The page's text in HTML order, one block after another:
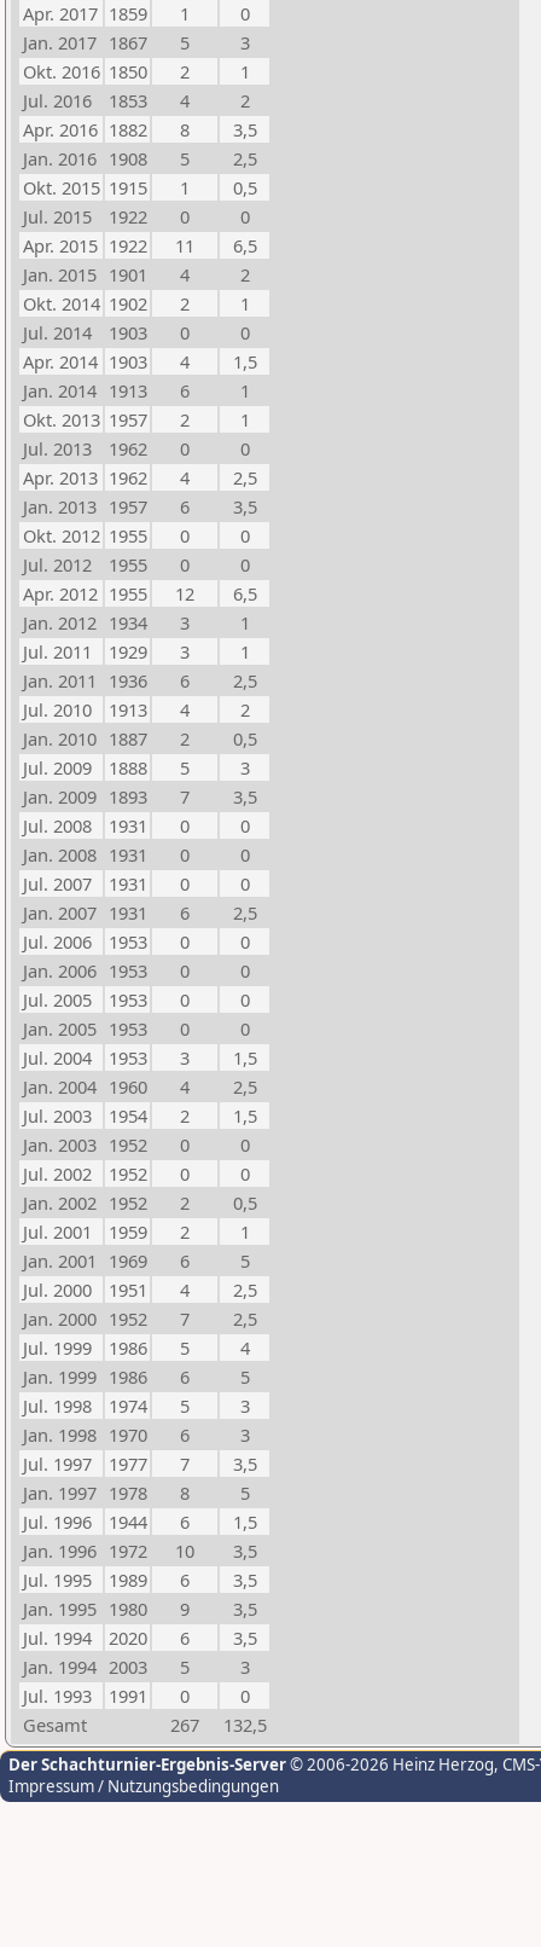
Apr. 2017 1859 1
0
Jan. 2017 1867 5
3
Okt. 2016 1850 2
1
Jul. 2016
1853 4
2
Apr. 2016 1882 8
3,5
Jan. 2016 1908 5
2,5
Okt. 2015 1915 1
0,5
Jul. 2015
1922 0
0
Apr. 2015 1922 11
6,5
Jan. 2015 1901 4
2
Okt. 2014 1902 2
1
Jul. 2014
1903 0
0
Apr. 2014 1903 4
1,5
Jan. 2014 1913 6
1
Okt. 2013 1957 2
1
Jul. 2013
1962 0
0
Apr. 2013 1962 4
2,5
Jan. 2013 1957 6
3,5
Okt. 2012 1955 0
0
Jul. 2012
1955 0
0
Apr. 2012 1955 12
6,5
Jan. 2012 1934 3
1
Jul. 2011
1929 3
1
Jan. 2011
1936 6
2,5
Jul. 2010
1913 4
2
Jan. 2010 1887 2
0,5
Jul. 2009
1888 5
3
Jan. 2009 1893 7
3,5
Jul. 2008
1931 0
0
Jan. 2008 1931 0
0
Jul. 2007
1931 0
0
Jan. 2007 1931 6
2,5
Jul. 2006
1953 0
0
Jan. 2006 1953 0
0
Jul. 2005
1953 0
0
Jan. 2005 1953 0
0
Jul. 2004
1953 3
1,5
Jan. 2004 1960 4
2,5
Jul. 2003
1954 2
1,5
Jan. 2003 1952 0
0
Jul. 2002
1952 0
0
Jan. 2002 1952 2
0,5
Jul. 2001
1959 2
1
Jan. 2001
1969 6
5
Jul. 2000
1951 4
2,5
Jan. 2000 1952 7
2,5
Jul. 1999
1986 5
4
Jan. 1999 1986 6
5
Jul. 1998
1974 5
3
Jan. 1998 1970 6
3
Jul. 1997
1977 7
3,5
Jan. 1997 1978 8
5
Jul. 1996
1944 6
1,5
Jan. 1996 1972 10
3,5
Jul. 1995
1989 6
3,5
Jan. 1995 1980 9
3,5
Jul. 1994
2020 6
3,5
Jan. 1994 2003 5
3
Jul. 1993
1991 0
0
Gesamt
267 132,5
Der Schachturnier-Ergebnis-Server© 2006-2026 Heinz Herzog,
Impressum / Nutzungsbedingungen